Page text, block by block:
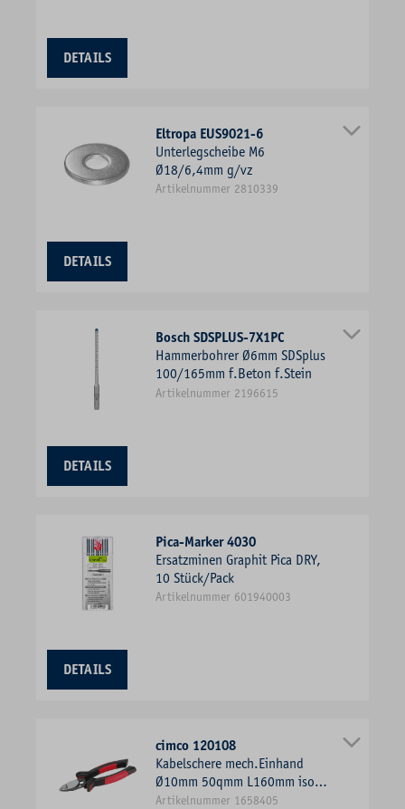
DETAILS
Eltropa EUS9021-6
Unterlegscheibe M6
Ø18/6,4mm g/vz
Artikelnummer 2810339
DETAILS
Bosch SDSPLUS-7X1PC
Hammerbohrer Ø6mm SDSplus
100/165mm f.Beton f.Stein
Artikelnummer 2196615
DETAILS
Pica-Marker 4030
Ersatzminen Graphit Pica DRY,
10 Stück/Pack
Artikelnummer 601940003
DETAILS
cimco 120108
Kabelschere mech.Einhand
Ø10mm 50qmm L160mm isol
f.mehrdrähtige Leiter
Artikelnummer 1658405